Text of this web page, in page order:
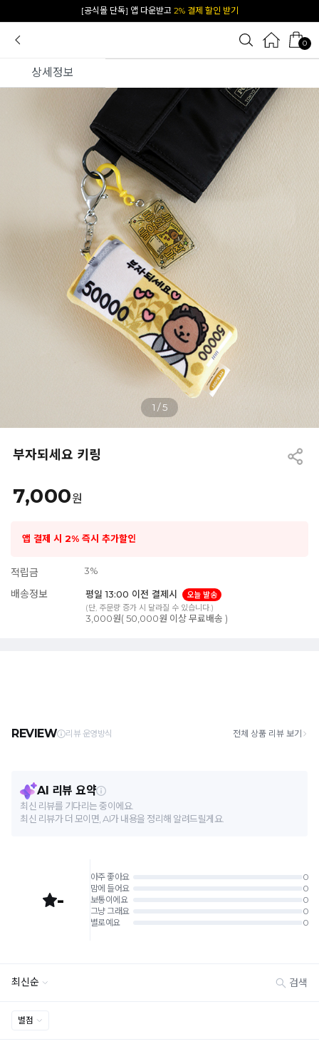
카카오 플친 추가하면1천원 즉시 할인 쿠폰
0
상세정보
1 /5
부자되세요 키링
7,000원
앱 결제 시 2% 즉시 추가할인
적립금 3%
배송정보 평일 13:00 이전 결제시
오늘 발송
(단, 주문량 증가 시 달라질 수 있습니다.)
3,000원( 50,000원 이상 무료배송 )